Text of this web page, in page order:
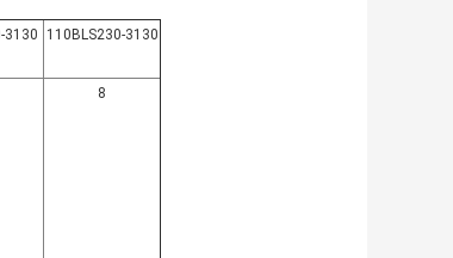
3130 110BLS230-3130
8